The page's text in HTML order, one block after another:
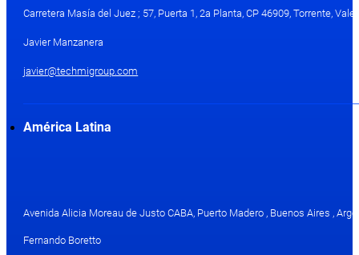
Carretera Masía del Juez ; 57, Puerta 1, 2a Planta, CP 46909, Torrente,
Javier Manzanera
javier@techmigroup.com
América Latina
Avenida Alicia Moreau de Justo CABA, Puerto Madero , Buenos Aires ,
Fernando Boretto